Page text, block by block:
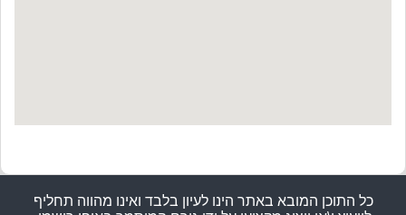
כל התוכן המובא באתר הינו לעיון בלבד ואינו מהווה תחליף